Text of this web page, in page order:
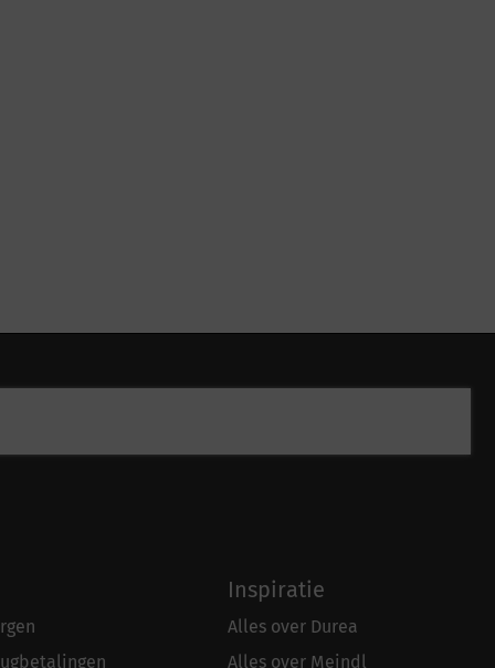
Inspiratie
Alles over Durea
Alles over Meindl